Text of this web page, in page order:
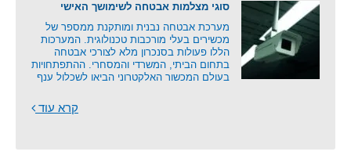
סוגי מצלמות אבטחה לשימושך האישי
מערכת אבטחה נבנית ומותקנת ממספר של
מכשירים בעלי מורכבות טכנולוגית. המערכות
הללו פעולות בסנכרון מלא לצורכי אבטחה
בתחום הביתי, המשרדי והמסחרי. ההתפתחויות
בעולם המכשור האלקטרוני הביאו לשכלול ענף
קרא עוד